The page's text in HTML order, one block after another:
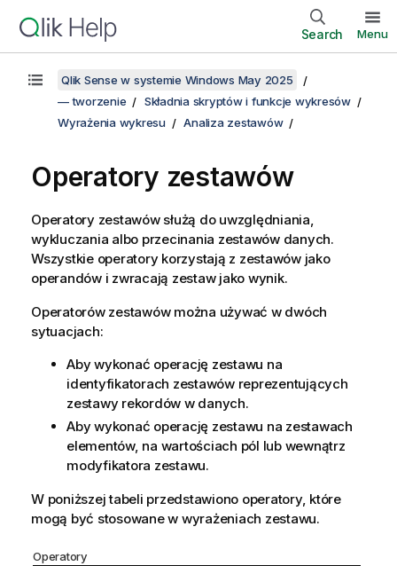
Search Menu
Qlik Sense w systemie Windows May 2025
— tworzenie
Składnia skryptów i funkcje wykresów
Wyrażenia wykresu
Analiza zestawów
Operatory zestawów
Operatory zestawów służą do uwzględniania,
wykluczania albo przecinania zestawów danych.
Wszystkie operatory korzystają z zestawów jako
operandów i zwracają zestaw jako wynik.
Operatorów zestawów można używać w dwóch
sytuacjach:
Aby wykonać operację zestawu na
identyfikatorach zestawów reprezentujących
zestawy rekordów w danych.
Aby wykonać operację zestawu na zestawach
elementów, na wartościach pól lub wewnątrz
modyfikatora zestawu.
W poniższej tabeli przedstawiono operatory, które
mogą być stosowane w wyrażeniach zestawu.
Operatory